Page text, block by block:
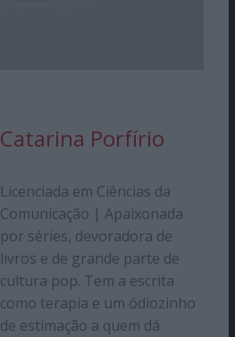
Catarina Porfírio
Licenciada em Ciências da
Comunicação | Apaixonada
por séries, devoradora de
livros e de grande parte de
cultura pop. Tem a escrita
como terapia e um ódiozinho
de estimação a quem dá